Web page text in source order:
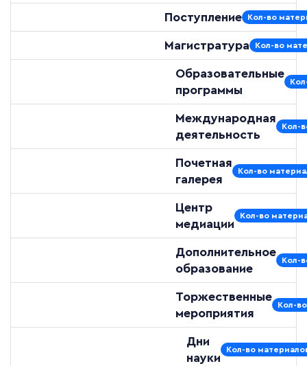
Поступление Кол-во
Магистратура Кол-во
Образовательные
программы
Международная
деятельность
Кол-
Почетная
галерея
Кол-во
Центр
медиации
Кол-во
Дополнительное
образование
Кол-
Торжественные
мероприятия
Кол-
Дни
науки
Кол-во